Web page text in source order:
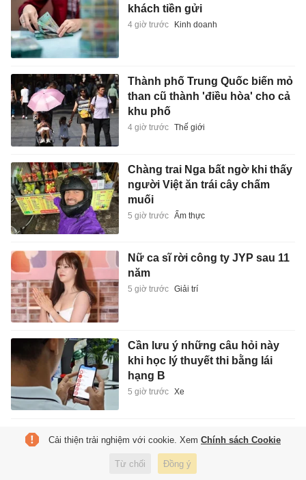
khách tiền gửi
4 giờ trước Kinh doanh
Thành phố Trung Quốc biến mỏ
than cũ thành 'điều hòa' cho cả
khu phố
4 giờ trước Thế giới
Chàng trai Nga bất ngờ khi thấy
người Việt ăn trái cây chấm
muối
5 giờ trước Ẩm thực
Nữ ca sĩ rời công ty JYP sau 11
năm
5 giờ trước Giải trí
Cần lưu ý những câu hỏi này
khi học lý thuyết thi bằng lái
hạng B
5 giờ trước Xe
Phát hiện, thu giữ hơn 1.000
nguồn gốc xuất xứ
Cải thiện trải nghiệm với cookie. Xem Chính sách Cookie
Từ chối Đồng ý